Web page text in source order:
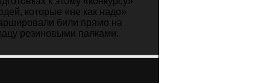
которые «не как надо»
били прямо на
резиновыми палками.